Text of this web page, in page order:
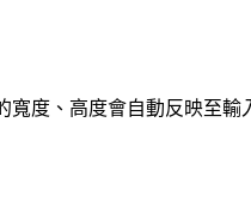
寬度、高度會自動反映至輸